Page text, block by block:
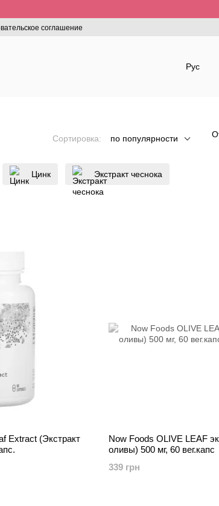
соглашение
Рус
Сортировка: по популярности
Цинк Экстракт чеснока
Extract (Экстракт
Now Foods OLIVE LEAF
оливы) 500 мг, 60 вег.капс
339 грн